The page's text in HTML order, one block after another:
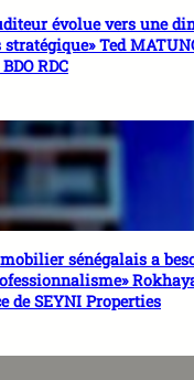
évolue vers une
Ted
RDC
sénégalais a
de SEYNI Properties